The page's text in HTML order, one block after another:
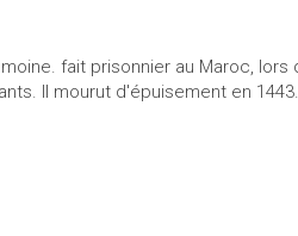
fait prisonnier au Maroc, lors
Il mourut d'épuisement en 1443.